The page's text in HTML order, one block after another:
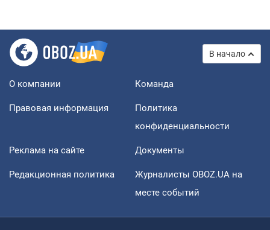
В начало
О компании Команда
Правовая информация
Политика
конфиденциальности
Реклама на сайте Документы
Редакционная политика
Журналисты OBOZ.UA на
месте событий